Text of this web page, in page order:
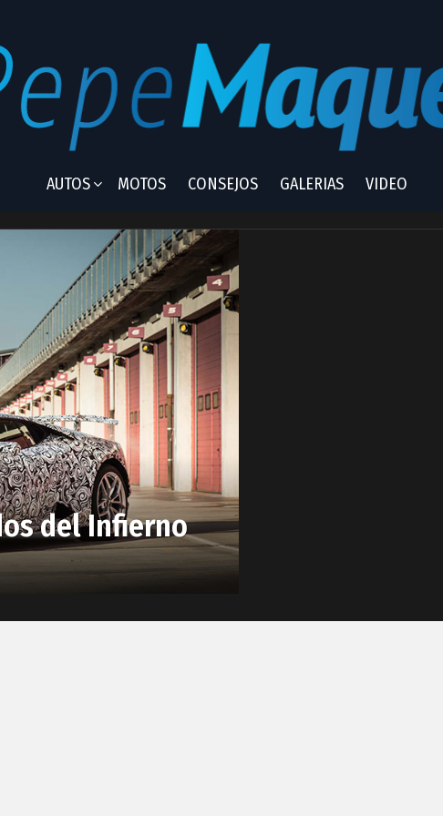
AUTOS MOTOS CONSEJOS GALERIAS VIDEO
del Infierno